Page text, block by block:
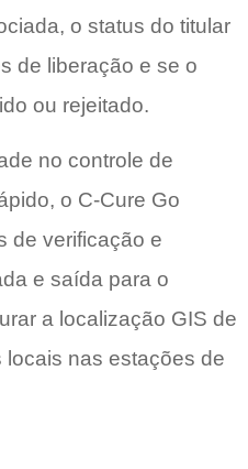
o status do titular
de liberação e se o
ou rejeitado.
no controle de
o C-Cure Go
de verificação e
e saída para o
a localização GIS de
nas estações de